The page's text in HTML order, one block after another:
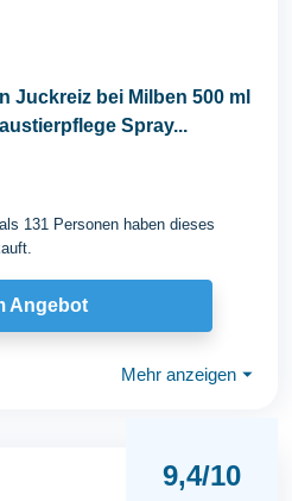
Juckreiz bei Milben 500 ml
Spray...
131 Personen haben dieses
Angebot
Mehr anzeigen ⏷
9,4/10